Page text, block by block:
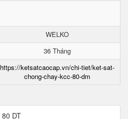
WELKO
36 Tháng
https://ketsatcaocap.vn/chi-tiet/ket-sat-
chong-chay-kcc-80-dm